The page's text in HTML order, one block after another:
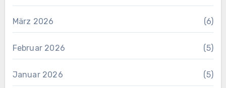
März 2026 (6)
Februar 2026 (5)
Januar 2026 (5)